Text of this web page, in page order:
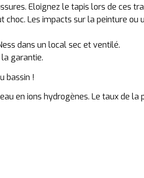
Eloignez le tapis lors de ces
Les impacts sur la peinture ou
dans un local sec et ventilé.
garantie.
bassin !
en ions hydrogènes. Le taux de